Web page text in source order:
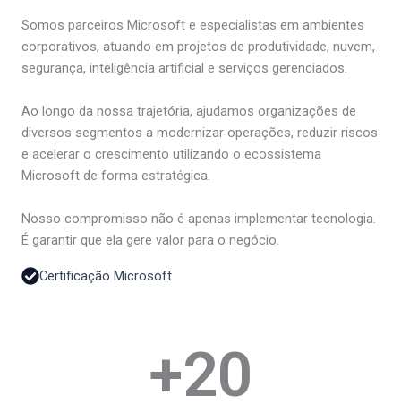
Somos parceiros Microsoft e especialistas em ambientes
corporativos, atuando em projetos de produtividade, nuvem,
segurança, inteligência artificial e serviços gerenciados.
Ao longo da nossa trajetória, ajudamos organizações de
diversos segmentos a modernizar operações, reduzir riscos
e acelerar o crescimento utilizando o ecossistema
Microsoft de forma estratégica.
Nosso compromisso não é apenas implementar tecnologia.
É garantir que ela gere valor para o negócio.
Certificação Microsoft
+20